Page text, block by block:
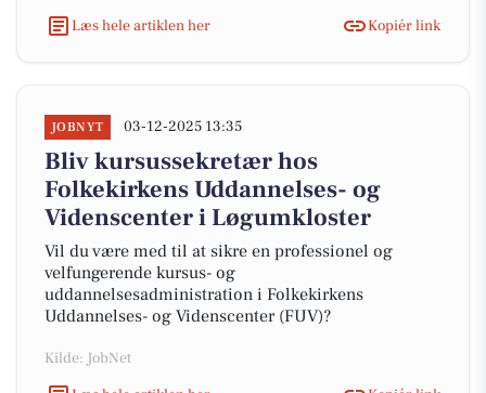
Læs hele artiklen her
Kopiér link
JOBNYT 03-12-2025 13:35
Bliv kursussekretær hos
Folkekirkens Uddannelses- og
Videnscenter i Løgumkloster
Vil du være med til at sikre en professionel og
velfungerende kursus- og
uddannelsesadministration i Folkekirkens
Uddannelses- og Videnscenter (FUV)?
Kilde: JobNet